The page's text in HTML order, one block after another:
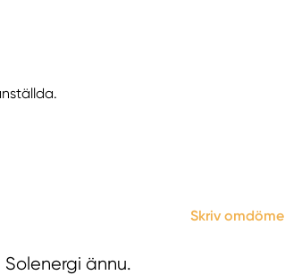
Skriv omdöme
ännu.